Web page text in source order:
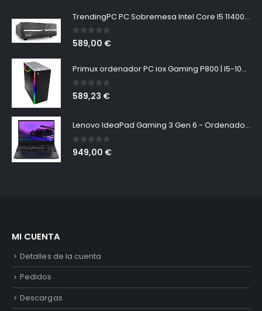
TrendingPC PC Sobremesa Intel Core I5 11400 6X 4,4ghz Turbo • Windows 11 Pro • 16gb RAM • 1tb M.2 • WiFi 300mbps • pc Gaming
0out of 5
589,00 €
Primux ordenador PC iox Gaming P800 | I5-10400F | GPU GTX1650 | 16GB RAM DDR4 | SSD 480GB | Placa base H510M | Caja PB800 Primux 3RGB | Windows 10 Home
0out of 5
589,23 €
Lenovo IdeaPad Gaming 3 Gen 6 - Ordenador Portátil 15.6" FullHD 60Hz (Intel Core i5-11320H, 16GB RAM, 512GB SSD, NVIDIA GeForce RTX 3050-4GB, Sin Sistema Operativo) Negro, Teclado QWERTY
0out of 5
949,00 €
MI CUENTA
Detalles de la cuenta
Pedidos
Descargas